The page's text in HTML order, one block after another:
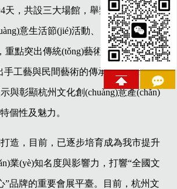
，共設三大場館，舉辦3項綜合性論
意生活節(jié)活動、15項專業(yè)活
重點突出傳統(tǒng)藝術與當代設計的
手工藝與民間藝術的傳承創(chuàng)
與彰顯杭州文化創(chuàng)意產(chǎn)
及魅力。
造，目前，已逐步培育成為我市提升
業(yè)知名度與影響力，打響“全國文
牌的重要會展平臺。目前，杭州文